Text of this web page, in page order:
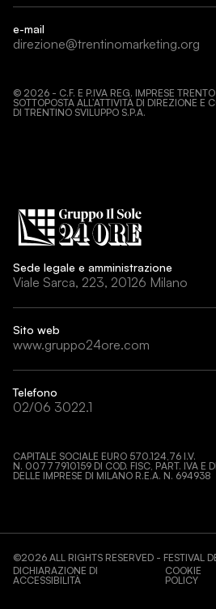
e-mail
direzione@trentinomarketing.org
© 2026 - C.F. E P.IVA REG. IMPRESE
SOTTOPOSTA ALL’ATTIVITÀ DI DIREZIONE E
DI TRENTINO SVILUPPO S.P.A.
Sede legale e amministrazione
Viale Sarca, 223, 20126 Milano
Sito web
www.gruppo24ore.com
Telefono
02/06 3022.1
CAPITALE SOCIALE EURO 570.124,76 I.V.
N. 00777910159 DI COD. FISC, PART. IVA E
DELLE IMPRESE DI MILANO R.E.A. N. 694938
©2026 ALL RIGHTS RESERVED - FESTIVAL
DICHIARAZIONE DI
ACCESSIBILITÀ
COOKIE
POLICY